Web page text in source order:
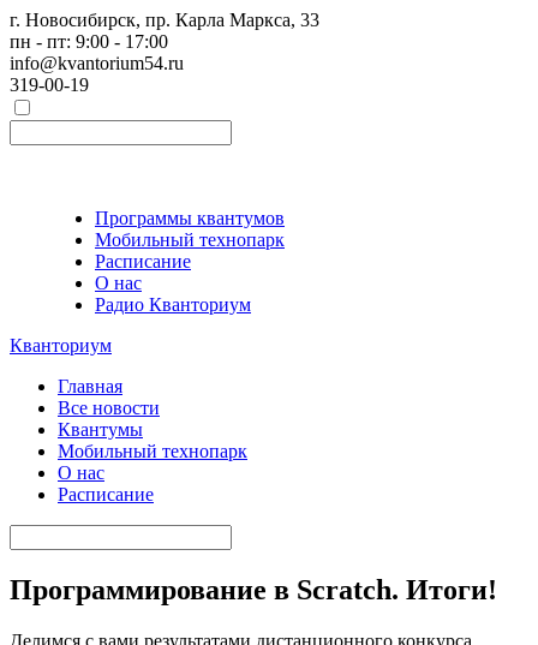
г. Новосибирск, пр. Карла Маркса, 33
пн - пт: 9:00 - 17:00
info@kvantorium54.ru
319-00-19
Программы квантумов
Мобильный технопарк
Расписание
О нас
Радио Кванториум
Кванториум
Главная
Все новости
Квантумы
Мобильный технопарк
О нас
Расписание
Программирование в Scratch. Итоги!
Делимся с вами результатами дистанционного конкурса